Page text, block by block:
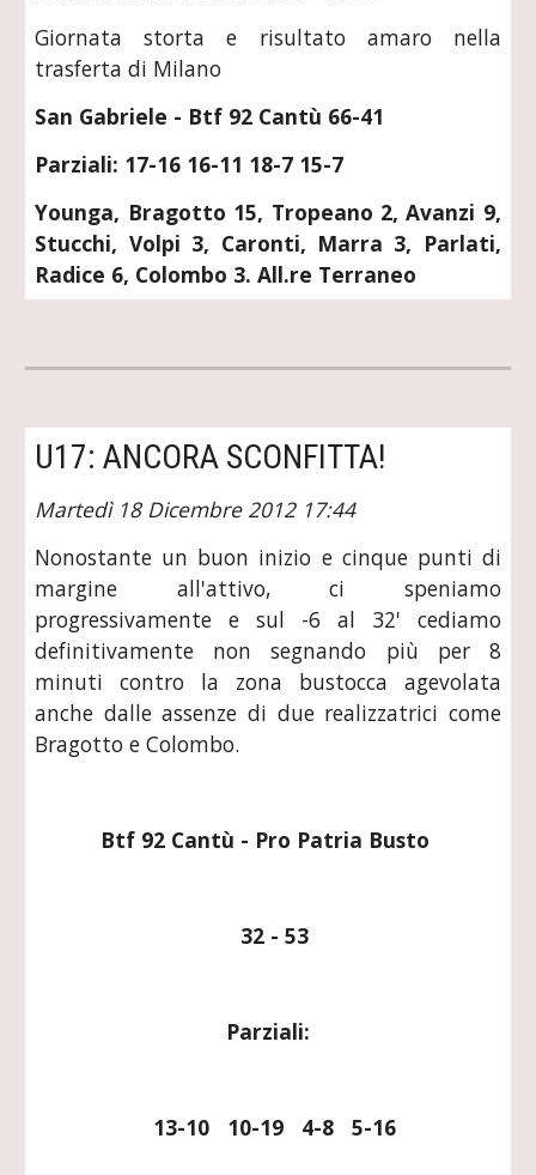
Giornata storta e risultato amaro nella
trasferta di Milano
San Gabriele - Btf 92 Cantù 66-41
Parziali: 17-16 16-11 18-7 15-7
Younga, Bragotto 15, Tropeano 2, Avanzi 9,
Stucchi, Volpi 3, Caronti, Marra 3, Parlati,
Radice 6, Colombo 3. All.re Terraneo
U17: ANCORA SCONFITTA!
Martedì 18 Dicembre 2012 17:44
Nonostante un buon inizio e cinque punti di
margine all'attivo, ci speniamo
progressivamente e sul -6 al 32' cediamo
definitivamente non segnando più per 8
minuti contro la zona bustocca agevolata
anche dalle assenze di due realizzatrici come
Bragotto e Colombo.
Btf 92 Cantù - Pro Patria Busto
  32 - 53
Parziali:
  13-10   10-19   4-8   5-16